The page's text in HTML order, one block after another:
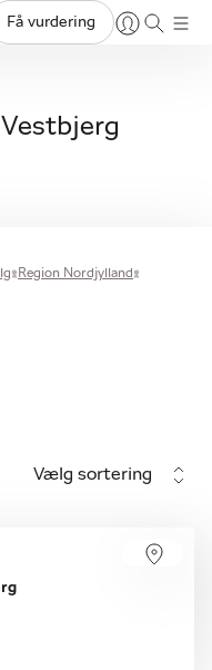
Få vurdering
Region Nordjylland
Vælg sortering